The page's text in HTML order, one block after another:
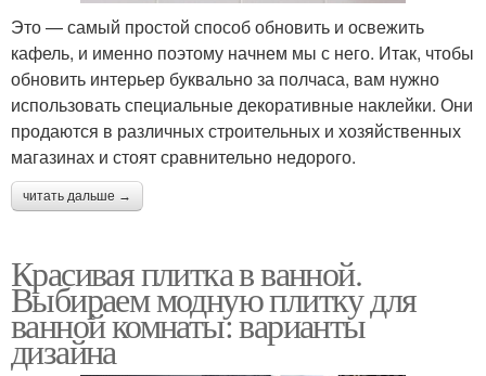
Это — самый простой способ обновить и освежить
кафель, и именно поэтому начнем мы с него. Итак, чтобы
обновить интерьер буквально за полчаса, вам нужно
использовать специальные декоративные наклейки. Они
продаются в различных строительных и хозяйственных
магазинах и стоят сравнительно недорого.
читать дальше →
Красивая плитка в ванной.
Выбираем модную плитку для
ванной комнаты: варианты
дизайна